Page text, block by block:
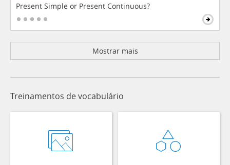
Present Simple or Present Continuous?
Mostrar mais
Treinamentos de vocabulário